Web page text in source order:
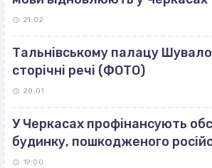
21:02
Тальнівському палацу
сторічні речі (ФОТО)
20:01
У Черкасах профінансують
будинку, пошкодженого
19:00